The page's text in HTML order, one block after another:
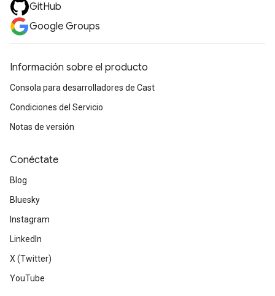
GitHub
Google Groups
Información sobre el producto
Consola para desarrolladores de Cast
Condiciones del Servicio
Notas de versión
Conéctate
Blog
Bluesky
Instagram
LinkedIn
X (Twitter)
YouTube